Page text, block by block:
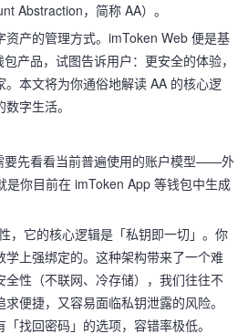
Abstraction，简称 AA）。
资产的管理方式。imToken Web 便是基
产品，试图告诉用户：更安全的体验，
本文将为你通俗地解读 AA 的核心逻
字生活。
要先看看当前普遍使用的账户模型——外
是你目前在 imToken App 等钱包中生成
，它的核心逻辑是「私钥即一切」。你
学上强绑定的。这种架构带来了一个难
全性（不联网、冷存储），我们往往不
便捷，又容易面临私钥泄露的风险。
找回密码」的选项，容错率极低。